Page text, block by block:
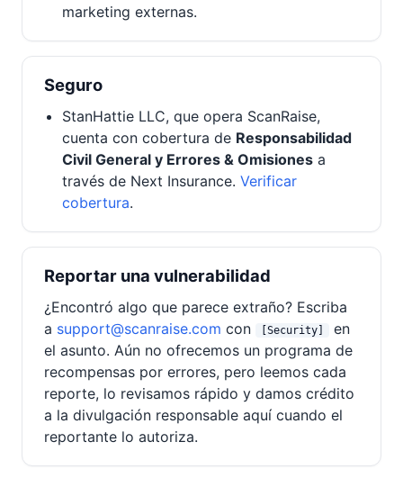
marketing externas.
Seguro
StanHattie LLC, que opera ScanRaise,
cuenta con cobertura de Responsabilidad
Civil General y Errores & Omisiones a
través de Next Insurance. Verificar
cobertura.
Reportar una vulnerabilidad
¿Encontró algo que parece extraño? Escriba
a support@scanraise.com con [Security]
en
el asunto. Aún no ofrecemos un programa de
recompensas por errores, pero leemos cada
reporte, lo revisamos rápido y damos crédito
a la divulgación responsable aquí cuando el
reportante lo autoriza.